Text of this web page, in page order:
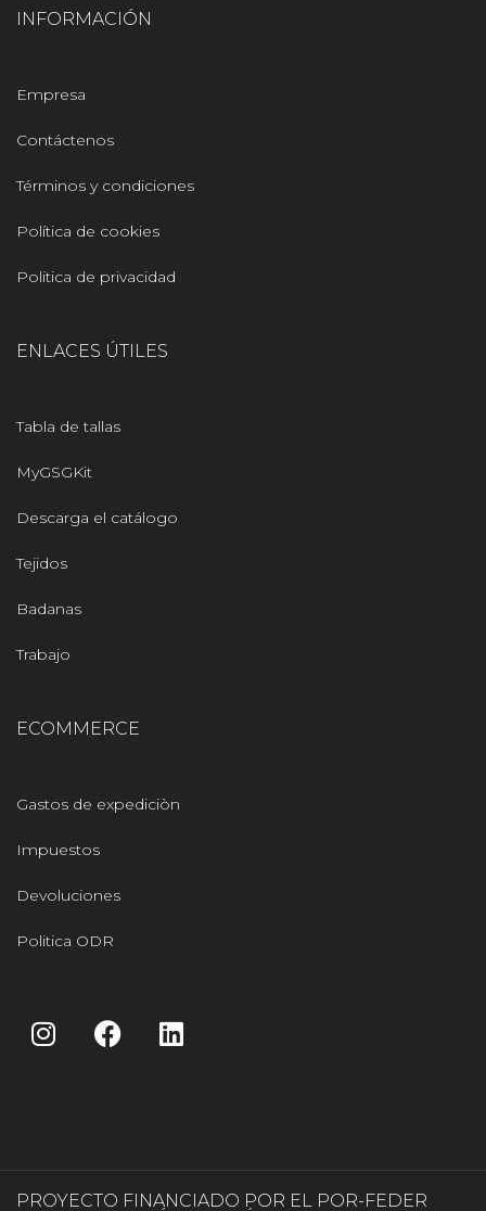
INFORMACIÓN
Empresa
Contáctenos
Términos y condiciones
Política de cookies
Politica de privacidad
ENLACES ÚTILES
Tabla de tallas
MyGSGKit
Descarga el catálogo
Tejidos
Badanas
Trabajo
ECOMMERCE
Gastos de expediciòn
Impuestos
Devoluciones
Politica ODR
PROYECTO FINANCIADO POR EL POR-FEDER